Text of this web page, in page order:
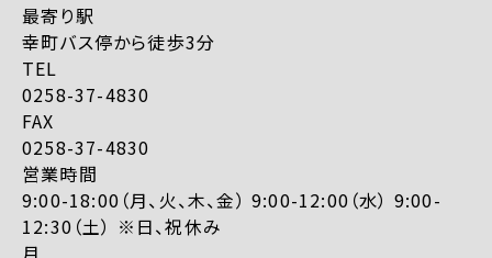
最寄り駅
幸町バス停から徒歩3分
TEL
0258-37-4830
FAX
0258-37-4830
営業時間
9:00-18:00（月、火、木、金） 9:00-12:00（水） 9:00-
12:30（土） ※日、祝休み
月